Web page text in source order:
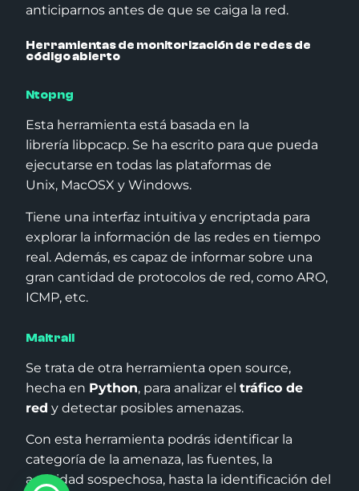
anticiparnos antes de que se caiga la red.
Herramientas de monitorización de redesde
código abierto
Ntopng
Esta herramienta está basada en la
librería libpcacp. Se ha escrito para que pueda
ejecutarse en todas las plataformas de
Unix, MacOSX y Windows.
Tiene una interfaz intuitiva y encriptada para
explorar la información de las redes en tiempo
real. Además, es capaz de informar sobre una
gran cantidad de protocolos de red, como ARO,
ICMP, etc.
Maltrail
Se trata de otra herramienta open source,
hecha en Python, para analizar eltráfico de
red y detectar posibles amenazas.
Con esta herramienta podrás identificar la
categoría de la amenaza, las fuentes, la
actividad sospechosa, hasta la identificación del